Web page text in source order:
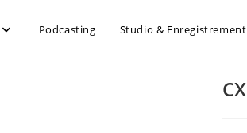
Podcasting Studio & Enregistrement